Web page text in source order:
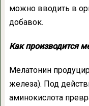
можно вводить в
добавок.
Как производится
Мелатонин
железа). Под
аминокислота